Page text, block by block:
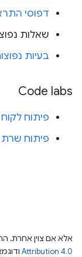
דפוסי
שאלות
בעיות
Code labs
פיתוח
פיתוח
אלא אם צוין אחרת,
Attribution 4.0